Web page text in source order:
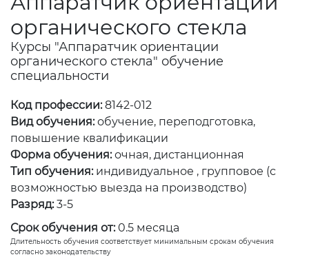
органического стекла
Курсы "Аппаратчик ориентации
органического стекла" обучение
специальности
Код профессии:8142-012
Вид обучения: обучение, переподготовка,
повышение квалификации
Форма обучения: очная, дистанционная
Тип обучения: индивидуальное , групповое (с
возможностью выезда на производство)
Разряд: 3-5
Срок обучения от: 0.5 месяца
Длительность обучения соответствует минимальным срокам обучения
согласно законодательству